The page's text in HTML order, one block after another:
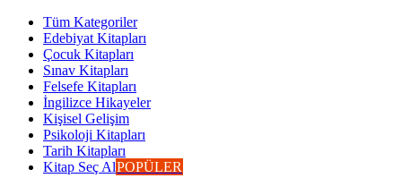
Tüm Kategoriler
Edebiyat Kitapları
Çocuk Kitapları
Sınav Kitapları
Felsefe Kitapları
İngilizce Hikayeler
Kişisel Gelişim
Psikoloji Kitapları
Tarih Kitapları
Kitap Seç AlPOPÜLER